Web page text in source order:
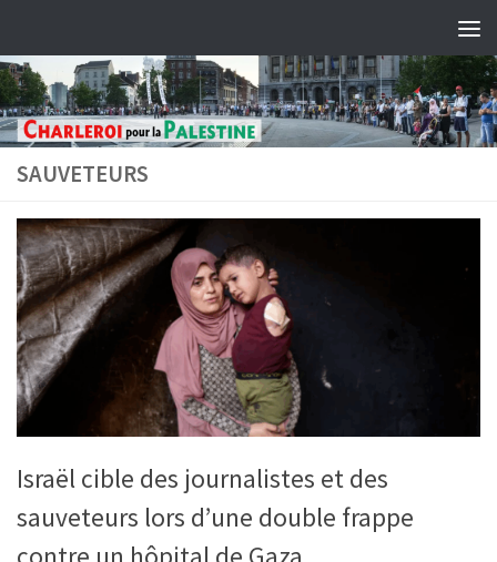
SAUVETEURS
Israël cible des journalistes et des
sauveteurs lors d’une double frappe